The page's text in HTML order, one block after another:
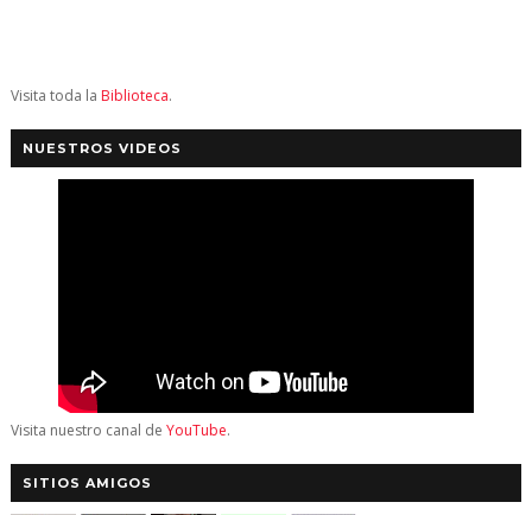
Visita toda la Biblioteca.
NUESTROS VIDEOS
Visita nuestro canal de YouTube.
SITIOS AMIGOS